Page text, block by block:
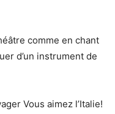
comme en chant
d’un instrument de
Vous aimez l’Italie!